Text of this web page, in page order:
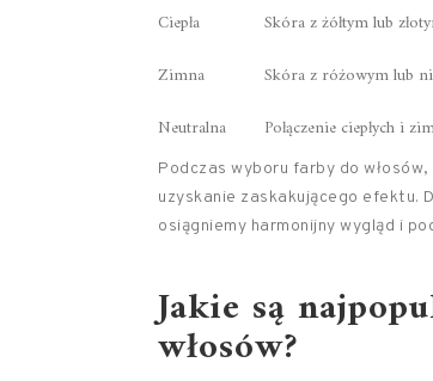
Ciepła
Skóra z żółtym lub
Zimna
Skóra z różowym lub
Neutralna
Połączenie ciepłych i
Podczas wyboru farby do
uzyskanie zaskakującego efektu.
osiągniemy harmonijny wygląd i
Jakie są
włosów?